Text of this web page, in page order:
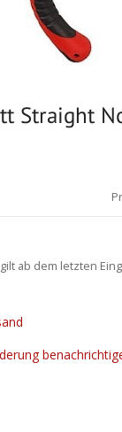
Straight
ab dem letzten